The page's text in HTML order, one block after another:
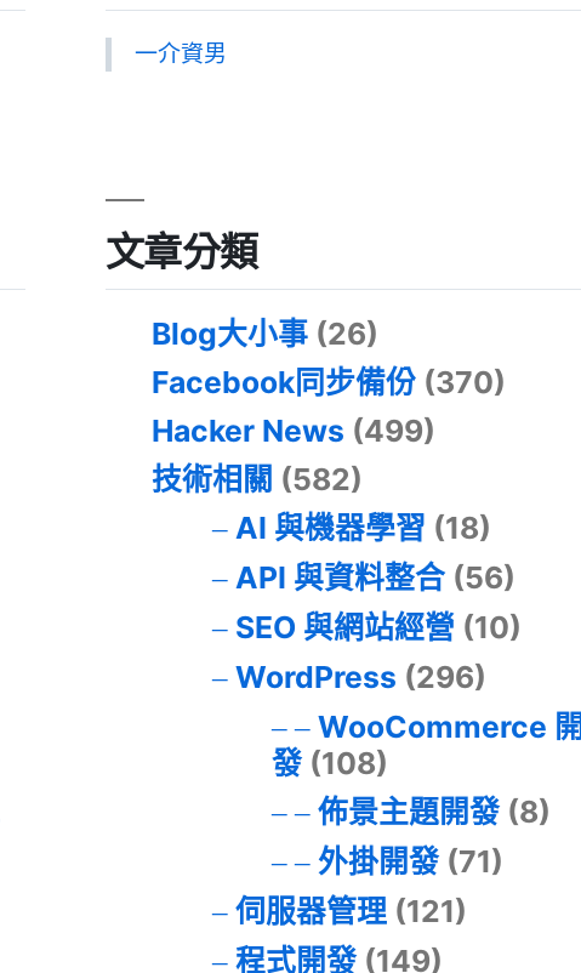
一介資男
文章分類
Blog大小事 (26)
Facebook同步備份 (370)
Hacker News (499)
技術相關 (582)
AI 與機器學習 (18)
API 與資料整合(56)
SEO 與網站經營 (10)
WordPress (296)
WooCommerce 開
發(108)
佈景主題開發(8)
外掛開發(71)
伺服器管理(121)
程式開發(149)